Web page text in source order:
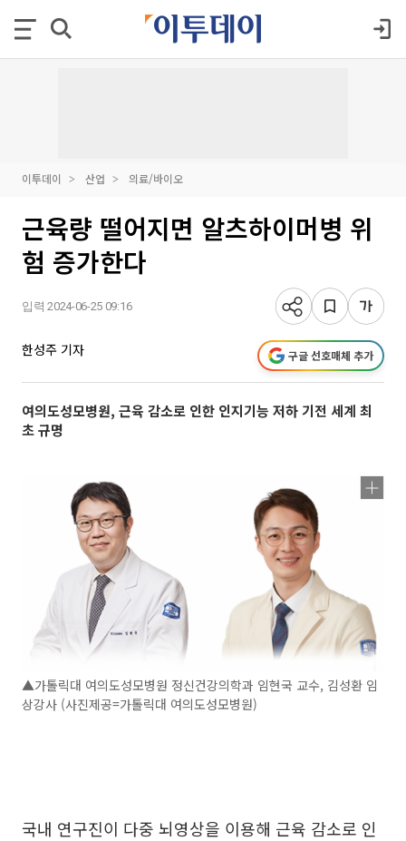
이투데이 산업 의료/바이오
근육량 떨어지면 알츠하이머병 위
험 증가한다
입력 2024-06-25 09:16
한성주 기자 구글 선호매체 추가
여의도성모병원, 근육 감소로 인한 인지기능 저하 기전 세계 최
초 규명
▲가톨릭대 여의도성모병원 정신건강의학과 임현국 교수, 김성환 임
상강사 (사진제공=가톨릭대 여의도성모병원)
국내 연구진이 다중 뇌영상을 이용해 근육 감소로 인